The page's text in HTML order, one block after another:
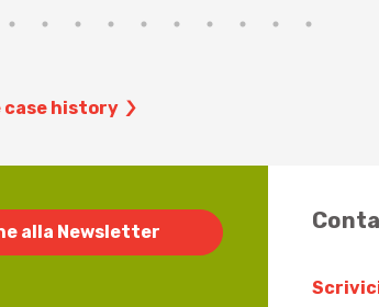
case history
alla Newsletter